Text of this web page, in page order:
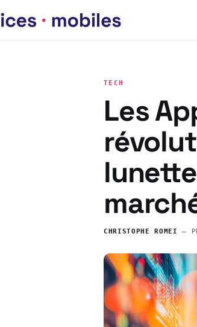
TECH
Les
CHRISTOPHE ROMEI —